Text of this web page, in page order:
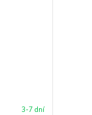
3-7 dní